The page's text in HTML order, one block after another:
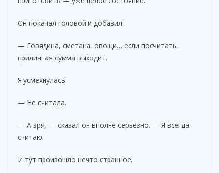
Он покачал головой и добавил:
— Говядина, сметана, овощи… если посчитать,
приличная сумма выходит.
Я усмехнулась:
— Не считала.
— А зря, — сказал он вполне серьёзно. — Я всегда
считаю.
И тут произошло нечто странное.